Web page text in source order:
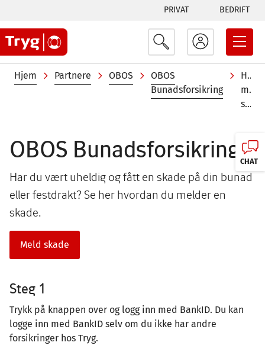
hovedinnhold
Tabs
menu
PRIVAT BEDRIFT
Navigasjonssti
Hjem Partnere OBOS
OBOS
Bunadsforsikring
skade
OBOS Bunadsforsikring
Har du vært uheldig og fått en skade på din bunad
eller festdrakt? Se her hvordan du melder en
skade.
Meld skade
Steg 1
Trykk på knappen over og logg inn med BankID. Du kan
logge inn med BankID selv om du ikke har andre
forsikringer hos Tryg.
CHAT